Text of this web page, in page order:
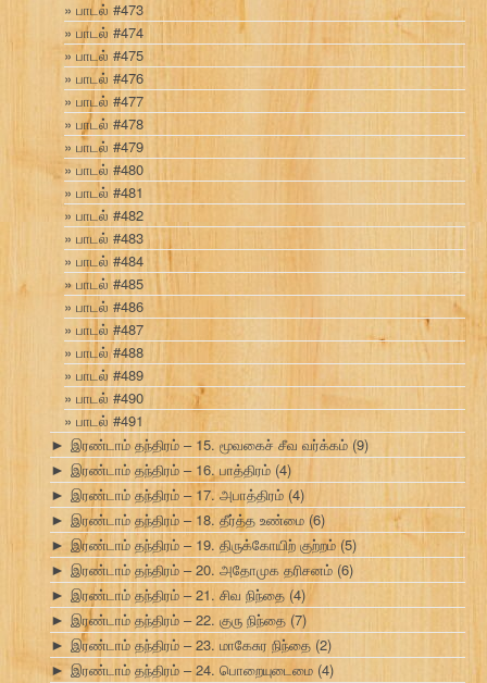
பாடல் #473
பாடல் #474
பாடல் #475
பாடல் #476
பாடல் #477
பாடல் #478
பாடல் #479
பாடல் #480
பாடல் #481
பாடல் #482
பாடல் #483
பாடல் #484
பாடல் #485
பாடல் #486
பாடல் #487
பாடல் #488
பாடல் #489
பாடல் #490
பாடல் #491
► இரண்டாம் தந்திரம் – 15. மூவகைச் சீவ வர்க்கம் (9)
► இரண்டாம் தந்திரம் – 16. பாத்திரம் (4)
► இரண்டாம் தந்திரம் – 17. அபாத்திரம் (4)
► இரண்டாம் தந்திரம் – 18. தீர்த்த உண்மை (6)
► இரண்டாம் தந்திரம் – 19. திருக்கோயிற் குற்றம் (5)
► இரண்டாம் தந்திரம் – 20. அதோமுக தரிசனம் (6)
► இரண்டாம் தந்திரம் – 21. சிவ நிந்தை (4)
► இரண்டாம் தந்திரம் – 22. குரு நிந்தை (7)
► இரண்டாம் தந்திரம் – 23. மாகேசுர நிந்தை (2)
► இரண்டாம் தந்திரம் – 24. பொறையுடைமை (4)